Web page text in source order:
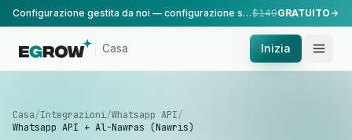
Configurazione gestita da noi — configurazione standard, eseguita dal nostro team.$149GRATUITO
Casa Inizia
Casa/Integrazioni/Whatsapp API/
Whatsapp API + Al-Nawras (Nawris)